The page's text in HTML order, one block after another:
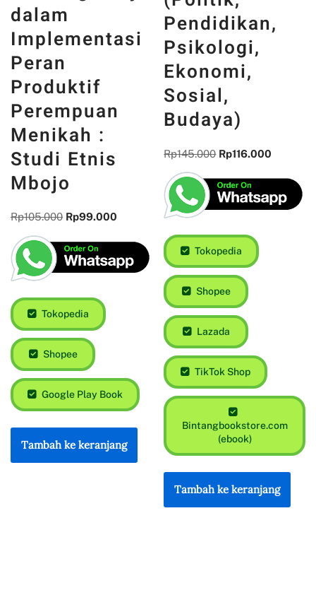
dalam
Implementasi
Peran
Produktif
Perempuan
Menikah :
Studi Etnis
Mbojo
Rp105.000 Rp99.000
Tokopedia
Shopee
Google Play Book
Tambah ke keranjang
Pendidikan,
Psikologi,
Ekonomi,
Sosial,
Budaya)
Rp145.000 Rp116.000
Tokopedia
Shopee
Lazada
TikTok Shop
Bintangbookstore.com
(ebook)
Tambah ke keranjang